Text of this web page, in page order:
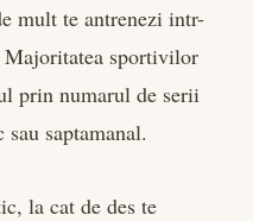
mult te antrenezi intr-
Majoritatea sportivilor
prin numarul de serii
saptamanal.
la cat de des te